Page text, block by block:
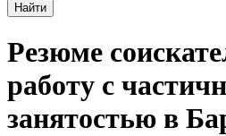
Найти
Резюме
работу с
занятостью в